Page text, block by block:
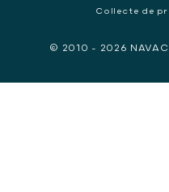
Collecte de
© 2010 - 2026